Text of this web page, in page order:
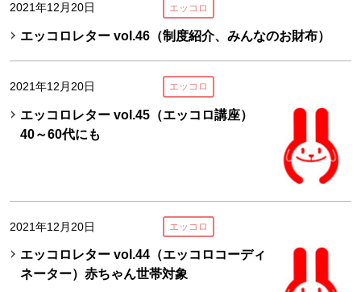
2021年12月20日 エッコロ
エッコロレター vol.46（制度紹介、みんなのお財布）
2021年12月20日 エッコロ
エッコロレター vol.45（エッコロ講座）
40～60代にも
2021年12月20日 エッコロ
エッコロレター vol.44（エッコロコーディ
ネーター）赤ちゃん世帯対象